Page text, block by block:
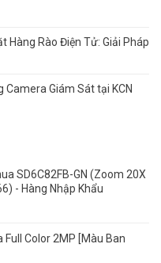
Hàng Rào Điện Tử: Giải Pháp
Camera Giám Sát tại KCN
SD6C82FB-GN (Zoom 20X
- Hàng Nhập Khẩu
Color 2MP [Màu Ban